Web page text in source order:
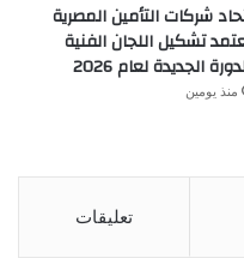
شركات التأمين المصرية
تشكيل اللجان الفنية
الجديدة لعام 2026
منذ يومين
تعليقات